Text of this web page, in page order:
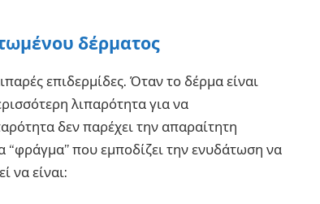
δέρματος
επιδερμίδες. Όταν το δέρμα είναι
λιπαρότητα για να
δεν παρέχει την απαραίτητη
“φράγμα” που εμποδίζει την ενυδάτωση να
να είναι: